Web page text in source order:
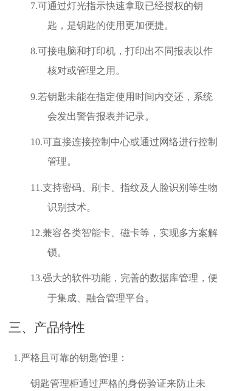
7.可通过灯光指示快速拿取已经授权的钥
匙，是钥匙的使用更加便捷。
8.可接电脑和打印机，打印出不同报表以作
核对或管理之用。
9.若钥匙未能在指定使用时间内交还，系统
会发出警告报表并记录。
10.可直接连接控制中心或通过网络进行控制
管理。
11.支持密码、刷卡、指纹及人脸识别等生物
识别技术。
12.兼容各类智能卡、磁卡等，实现多方案解
锁。
13.强大的软件功能，完善的数据库管理，便
于集成、融合管理平台 。
三、产品特性
1.严格且可靠的钥匙管理：
钥匙管理柜通过严格的身份验证来防止未